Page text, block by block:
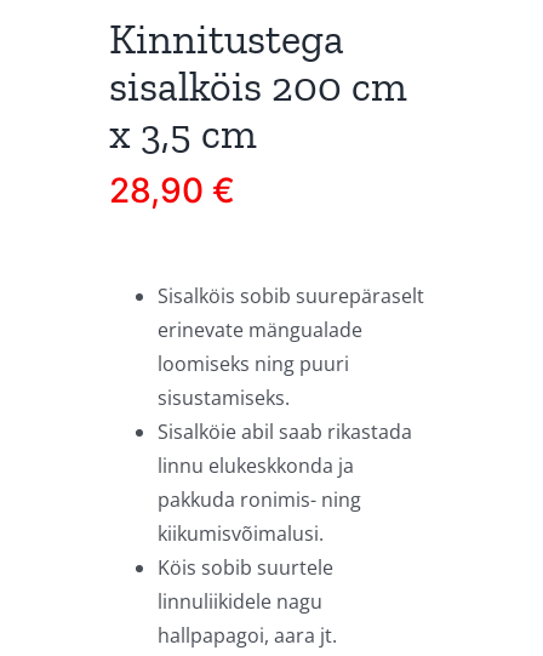
Kinnitustega
sisalköis 200 cm
x 3,5 cm
28,90 €
Sisalköis sobib suurepäraselt
erinevate mängualade
loomiseks ning puuri
sisustamiseks.
Sisalköie abil saab rikastada
linnu elukeskkonda ja
pakkuda ronimis- ning
kiikumisvõimalusi.
Köis sobib suurtele
linnuliikidele nagu
hallpapagoi, aara jt.